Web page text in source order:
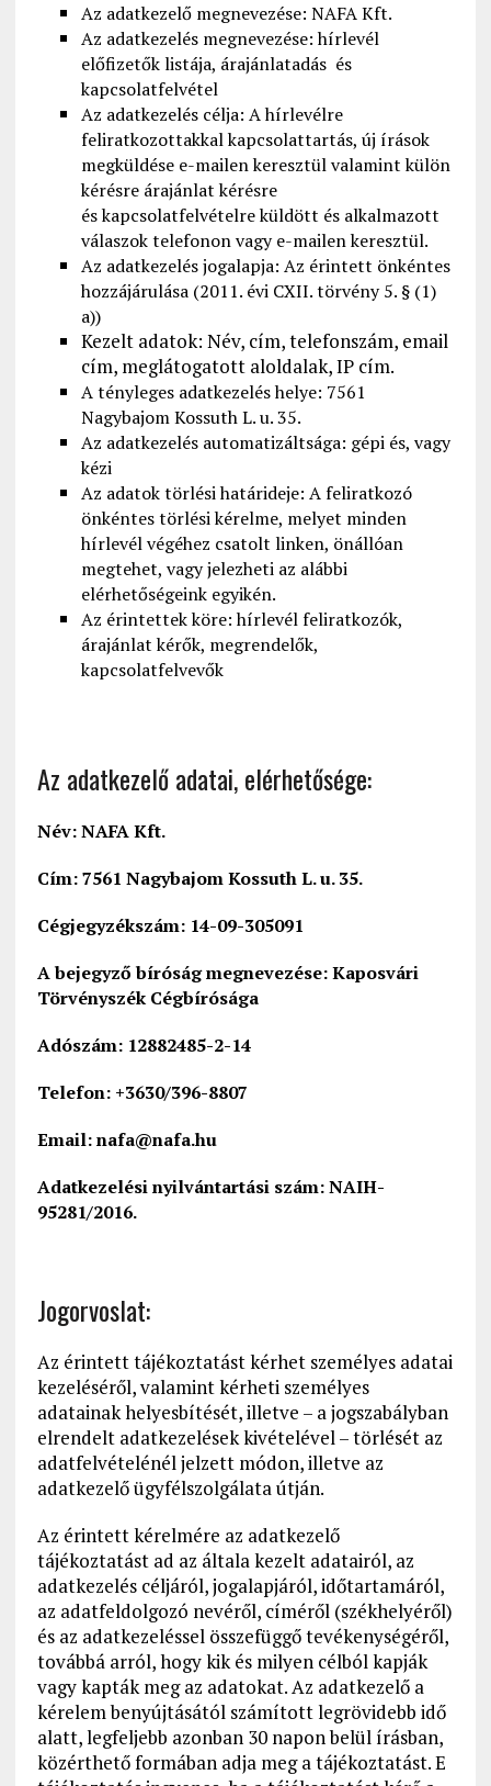
Az adatkezelő megnevezése: NAFA Kft.
Az adatkezelés megnevezése: hírlevél
előfizetők listája, árajánlatadás és
kapcsolatfelvétel
Az adatkezelés célja: A hírlevélre
feliratkozottakkal kapcsolattartás, új írások
megküldése e-mailen keresztül valamint külön
kérésre árajánlat kérésre
és kapcsolatfelvételre küldött és alkalmazott
válaszok telefonon vagy e-mailen keresztül.
Az adatkezelés jogalapja: Az érintett önkéntes
hozzájárulása (2011. évi CXII. törvény 5. § (1)
a))
Kezelt adatok: Név, cím, telefonszám, email
cím, meglátogatott aloldalak, IP cím.
A tényleges adatkezelés helye: 7561
Nagybajom Kossuth L. u. 35.
Az adatkezelés automatizáltsága: gépi és, vagy
kézi
Az adatok törlési határideje: A feliratkozó
önkéntes törlési kérelme, melyet minden
hírlevél végéhez csatolt linken, önállóan
megtehet, vagy jelezheti az alábbi
elérhetőségeink egyikén.
Az érintettek köre: hírlevél feliratkozók,
árajánlat kérők, megrendelők,
kapcsolatfelvevők
Az adatkezelő adatai, elérhetősége:
Név: NAFA Kft.
Cím: 7561 Nagybajom Kossuth L. u. 35.
Cégjegyzékszám: 14-09-305091
A bejegyző bíróság megnevezése: Kaposvári
Törvényszék Cégbírósága
Adószám: 12882485-2-14
Telefon: +3630/396-8807
Email: nafa@nafa.hu
Adatkezelési nyilvántartási szám: NAIH-
95281/2016.
Jogorvoslat:
Az érintett tájékoztatást kérhet személyes adatai
kezeléséről, valamint kérheti személyes
adatainak helyesbítését, illetve – a jogszabályban
elrendelt adatkezelések kivételével – törlését az
adatfelvételénél jelzett módon, illetve az
adatkezelő ügyfélszolgálata útján.
Az érintett kérelmére az adatkezelő
tájékoztatást ad az általa kezelt adatairól, az
adatkezelés céljáról, jogalapjáról, időtartamáról,
az adatfeldolgozó nevéről, címéről (székhelyéről)
és az adatkezeléssel összefüggő tevékenységéről,
továbbá arról, hogy kik és milyen célból kapják
vagy kapták meg az adatokat. Az adatkezelő a
kérelem benyújtásától számított legrövidebb idő
alatt, legfeljebb azonban 30 napon belül írásban,
közérthető formában adja meg a tájékoztatást. E